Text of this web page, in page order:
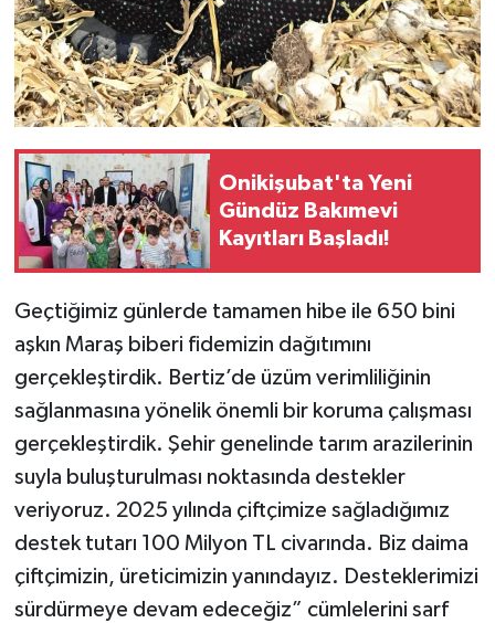
Onikişubat'ta Yeni
Gündüz Bakımevi
Kayıtları Başladı!
Geçtiğimiz günlerde tamamen hibe ile 650 bini
aşkın Maraş biberi fidemizin dağıtımını
gerçekleştirdik. Bertiz’de üzüm verimliliğinin
sağlanmasına yönelik önemli bir koruma çalışması
gerçekleştirdik. Şehir genelinde tarım arazilerinin
suyla buluşturulması noktasında destekler
veriyoruz. 2025 yılında çiftçimize sağladığımız
destek tutarı 100 Milyon TL civarında. Biz daima
çiftçimizin, üreticimizin yanındayız. Desteklerimizi
sürdürmeye devam edeceğiz” cümlelerini sarf